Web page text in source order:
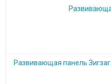
Развивающая панель Зигзаг